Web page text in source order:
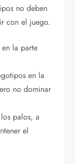
no deben
con el juego.
la parte
en la
no dominar
palos, a
el